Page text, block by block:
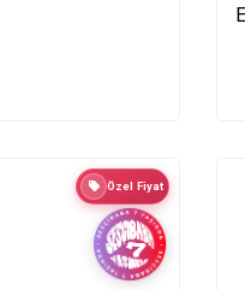
Özel Fiyat